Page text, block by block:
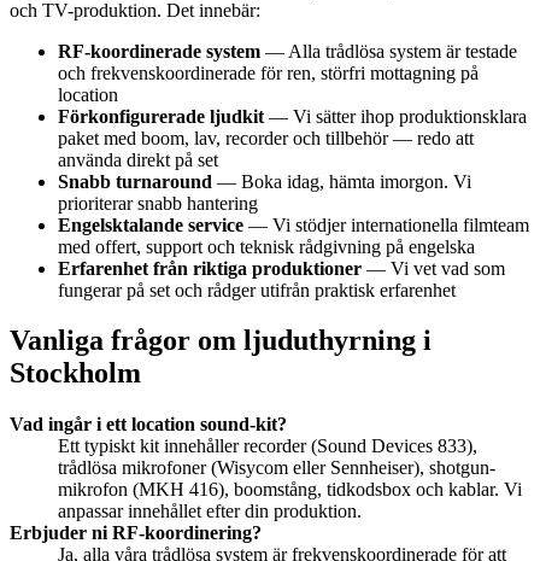
och TV-produktion. Det innebär:
RF-koordinerade system — Alla trådlösa system är testade
och frekvenskoordinerade för ren, störfri mottagning på
location
Förkonfigurerade ljudkit — Vi sätter ihop produktionsklara
paket med boom, lav, recorder och tillbehör — redo att
använda direkt på set
Snabb turnaround — Boka idag, hämta imorgon. Vi
prioriterar snabb hantering
Engelsktalande service — Vi stödjer internationella filmteam
med offert, support och teknisk rådgivning på engelska
Erfarenhet från riktiga produktioner — Vi vet vad som
fungerar på set och rådger utifrån praktisk erfarenhet
Vanliga frågor om ljuduthyrning i
Stockholm
Vad ingår i ett location sound-kit?
Ett typiskt kit innehåller recorder (Sound Devices 833),
trådlösa mikrofoner (Wisycom eller Sennheiser), shotgun-
mikrofon (MKH 416), boomstång, tidkodsbox och kablar. Vi
anpassar innehållet efter din produktion.
Erbjuder ni RF-koordinering?
Ja, alla våra trådlösa system är frekvenskoordinerade för att